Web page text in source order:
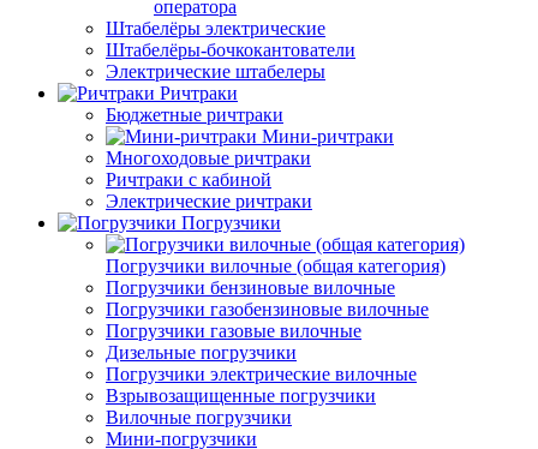
оператора
Штабелёры электрические
Штабелёры-бочкокантователи
Электрические штабелеры
Ричтраки
Бюджетные ричтраки
Мини-ричтраки
Многоходовые ричтраки
Ричтраки с кабиной
Электрические ричтраки
Погрузчики
Погрузчики вилочные (общая категория)
Погрузчики бензиновые вилочные
Погрузчики газобензиновые вилочные
Погрузчики газовые вилочные
Дизельные погрузчики
Погрузчики электрические вилочные
Взрывозащищенные погрузчики
Вилочные погрузчики
Мини-погрузчики